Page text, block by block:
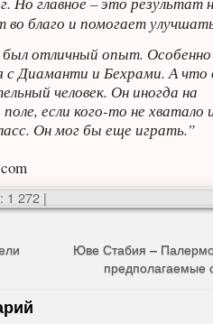
во благо и помогает
отличный опыт. Особенно
Диаманти и Бехрами. А что
человек. Он иногда на
если кого-то не хватало
Он мог бы еще играть.”
1 272 |
Юве Стабия –
предполагаемые